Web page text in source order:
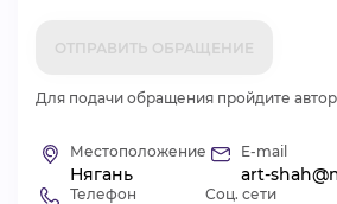
ВОЙТИ
ОТПРАВИТЬ ОБРАЩЕНИЕ
Для подачи обращения пройдите
Местоположение
Нягань
E-mail
art-
Телефон Соц. сети